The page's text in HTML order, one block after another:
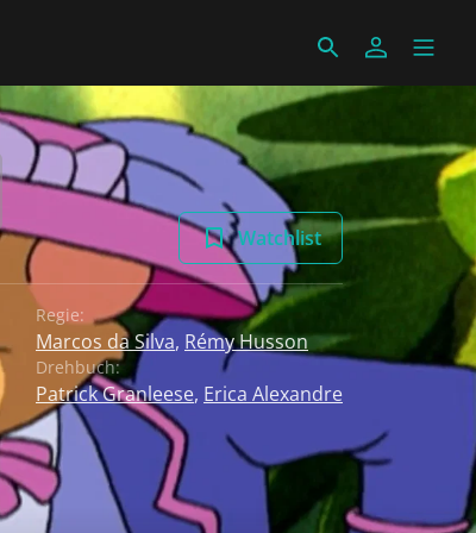
Watchlist
Regie:
Marcos da Silva, Rémy Husson
Drehbuch:
Patrick Granleese, Erica Alexandre